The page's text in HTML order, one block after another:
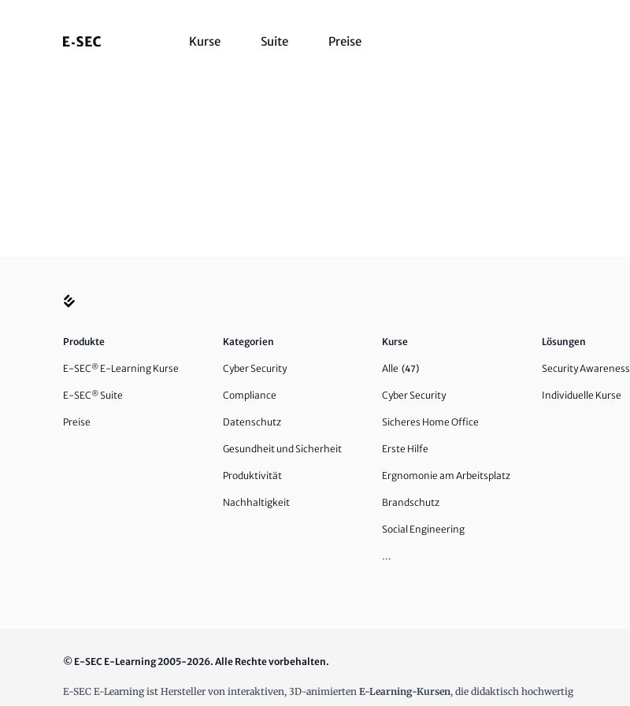
Kurse Suite Preise
Produkte
E-SEC® E-Learning Kurse
E-SEC®Suite
Preise
Kategorien
Cyber Security
Compliance
Datenschutz
Gesundheit und Sicherheit
Produktivität
Nachhaltigkeit
Kurse
Alle (47)
Cyber Security
Sicheres Home Office
Erste Hilfe
Ergnomonie am Arbeitsplatz
Brandschutz
Social Engineering
…
Lösungen
Security Awareness
Individuelle Kurse
© E-SEC E-Learning 2005-2026. Alle Rechte vorbehalten.
E-SEC E-Learning ist Hersteller von interaktiven, 3D-animierten E-Learning-Kursen, die didaktisch hochwertig